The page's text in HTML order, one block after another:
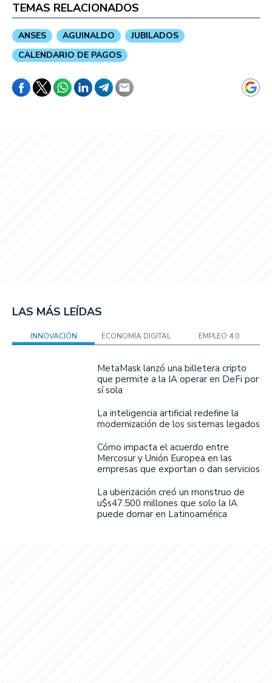
TEMAS RELACIONADOS
ANSES AGUINALDO
JUBILADOS
CALENDARIO DE PAGOS
LAS MÁS LEÍDAS
INNOVACIÓN ECONOMÍA DIGITAL EMPLEO 4.0
MetaMask lanzó una billetera cripto
que permite a la IA operar en DeFi por
sí sola
La inteligencia artificial redefine la
modernización de los sistemas legados
Cómo impacta el acuerdo entre
Mercosur y Unión Europea en las
empresas que exportan o dan servicios
La uberización creó un monstruo de
u$s47.500 millones que solo la IA
puede domar en Latinoamérica